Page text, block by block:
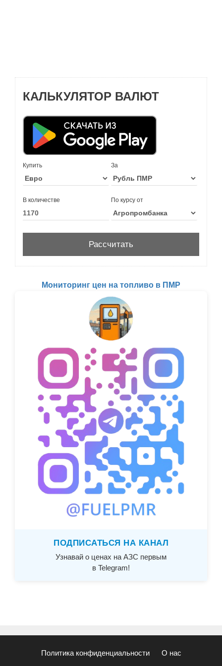
КАЛЬКУЛЯТОР ВАЛЮТ
Купить За
В количестве По курсу от
Мониторинг цен на топливо в ПМР
ПОДПИСАТЬСЯ НА КАНАЛ
Узнавай о ценах на АЗС первым
в Telegram!
Политика конфиденциальности О нас